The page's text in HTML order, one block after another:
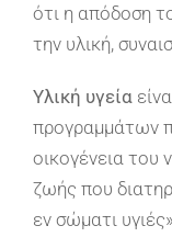
ότι η απόδοση
την υλική,
Υλική υγεία
προγραμμάτων
οικογένεια του
ζωής που
εν σώματι